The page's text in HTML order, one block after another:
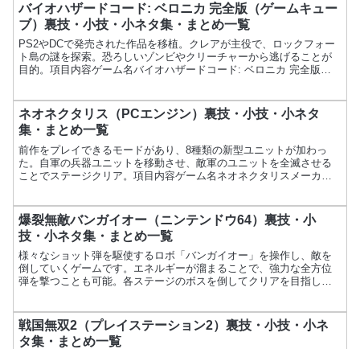
バイオハザードコード: ベロニカ 完全版（ゲームキュー
ブ）裏技・小技・小ネタ集・まとめ一覧
PS2やDCで発売された作品を移植。クレアが主役で、ロックフォー
ト島の謎を探索。恐ろしいゾンビやクリーチャーから逃げることが
目的。項目内容ゲーム名バイオハザードコード: ベロニカ 完全版メ
ネオネクタリス（PCエンジン）裏技・小技・小ネタ
集・まとめ一覧
前作をプレイできるモードがあり、8種類の新型ユニットが加わっ
た。自軍の兵器ユニットを移動させ、敵軍のユニットを全滅させる
ことでステージクリア。項目内容ゲーム名ネオネクタリスメーカー
爆裂無敵バンガイオー（ニンテンドウ64）裏技・小
技・小ネタ集・まとめ一覧
様々なショット弾を駆使するロボ「バンガイオー」を操作し、敵を
倒していくゲームです。エネルギーが溜まることで、強力な全方位
弾を撃つことも可能。各ステージのボスを倒してクリアを目指しま
戦国無双2（プレイステーション2）裏技・小技・小ネ
タ集・まとめ一覧